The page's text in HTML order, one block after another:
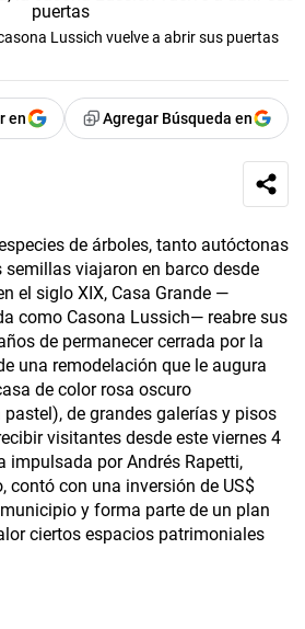
Lussich vuelve a abrir sus puertas
en Agregar Búsqueda en
de árboles, tanto autóctonas
viajaron en barco desde
el siglo XIX, Casa Grande —
como Casona Lussich— reabre sus
de permanecer cerrada por la
una remodelación que le augura
de color rosa oscuro
de grandes galerías y pisos
visitantes desde este viernes 4
impulsada por Andrés Rapetti,
contó con una inversión de US$
y forma parte de un plan
ciertos espacios patrimoniales